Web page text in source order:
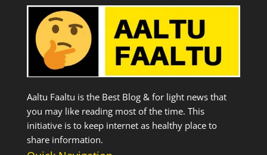
Aaltu Faaltu is the Best Blog & for light news that
you may like reading most of the time. This
initiative is to keep internet as healthy place to
share information.